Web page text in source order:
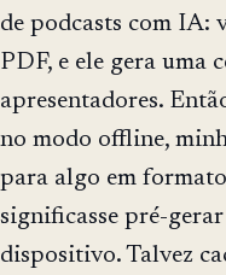
de podcasts com IA:
PDF, e ele gera uma
apresentadores.
no modo offline,
para algo em
significasse pré-
dispositivo. Talvez